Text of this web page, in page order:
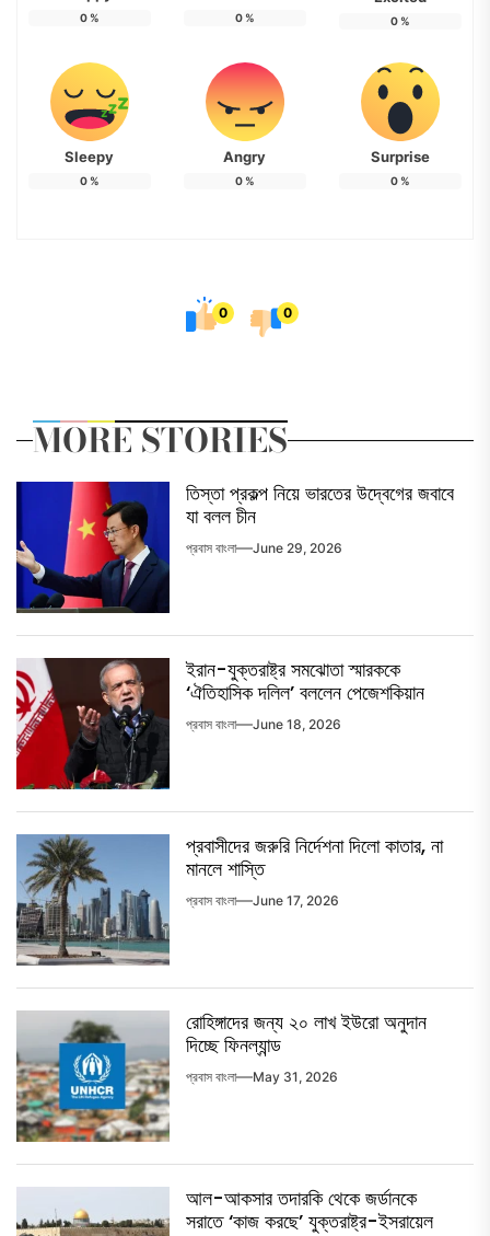
0% 0% 0%
Sleepy
0%
Angry
0%
Surprise
0%
0 0
MORE STORIES
তিস্তা প্রকল্প নিয়ে ভারতের উদ্বেগের জবাবে
যা বলল চীন
প্রবাস বাংলা June 29, 2026
ইরান-যুক্তরাষ্ট্র সমঝোতা স্মারককে
‘ঐতিহাসিক দলিল’ বললেন পেজেশকিয়ান
প্রবাস বাংলা June 18, 2026
প্রবাসীদের জরুরি নির্দেশনা দিলো কাতার, না
মানলে শাস্তি
প্রবাস বাংলা June 17, 2026
রোহিঙ্গাদের জন্য ২০ লাখ ইউরো অনুদান
দিচ্ছে ফিনল্যান্ড
প্রবাস বাংলা May 31, 2026
আল-আকসার তদারকি থেকে জর্ডানকে
সরাতে ‘কাজ করছে’ যুক্তরাষ্ট্র-ইসরায়েল